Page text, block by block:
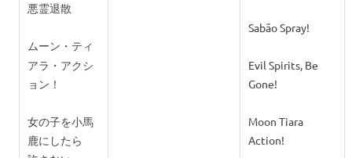
悪霊退散
ムーン・ティ
アラ・アクシ
ョン！
女の子を小馬
鹿にしたら
Sabão Spray!
Evil Spirits, Be
Gone!
Moon Tiara
Action!